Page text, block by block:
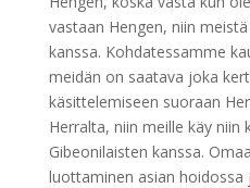
vastaan Hengen, niin
kanssa. Kohdatessamme
meidän on saatava joka
käsittelemiseen suoraan
Herralta, niin meille käy niin
Gibeonilaisten kanssa.
luottaminen asian hoidossa